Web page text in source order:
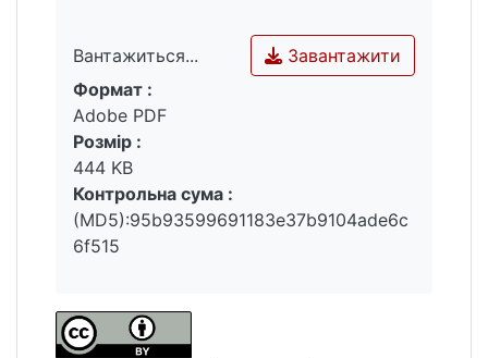
Вантажиться...
Вантажиться...
Завантажити
Формат :
Adobe PDF
Розмір :
444 KB
Контрольна сума :
(MD5):95b93599691183e37b9104ade6c
6f515